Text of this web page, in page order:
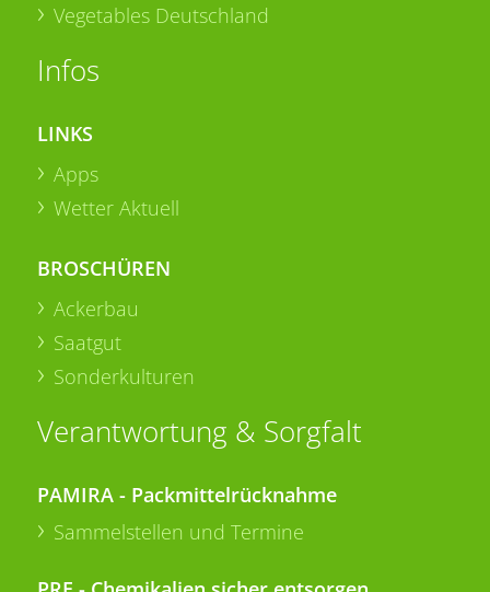
Vegetables Deutschland
Infos
LINKS
Apps
Wetter Aktuell
BROSCHÜREN
Ackerbau
Saatgut
Sonderkulturen
Verantwortung & Sorgfalt
PAMIRA - Packmittelrücknahme
Sammelstellen und Termine